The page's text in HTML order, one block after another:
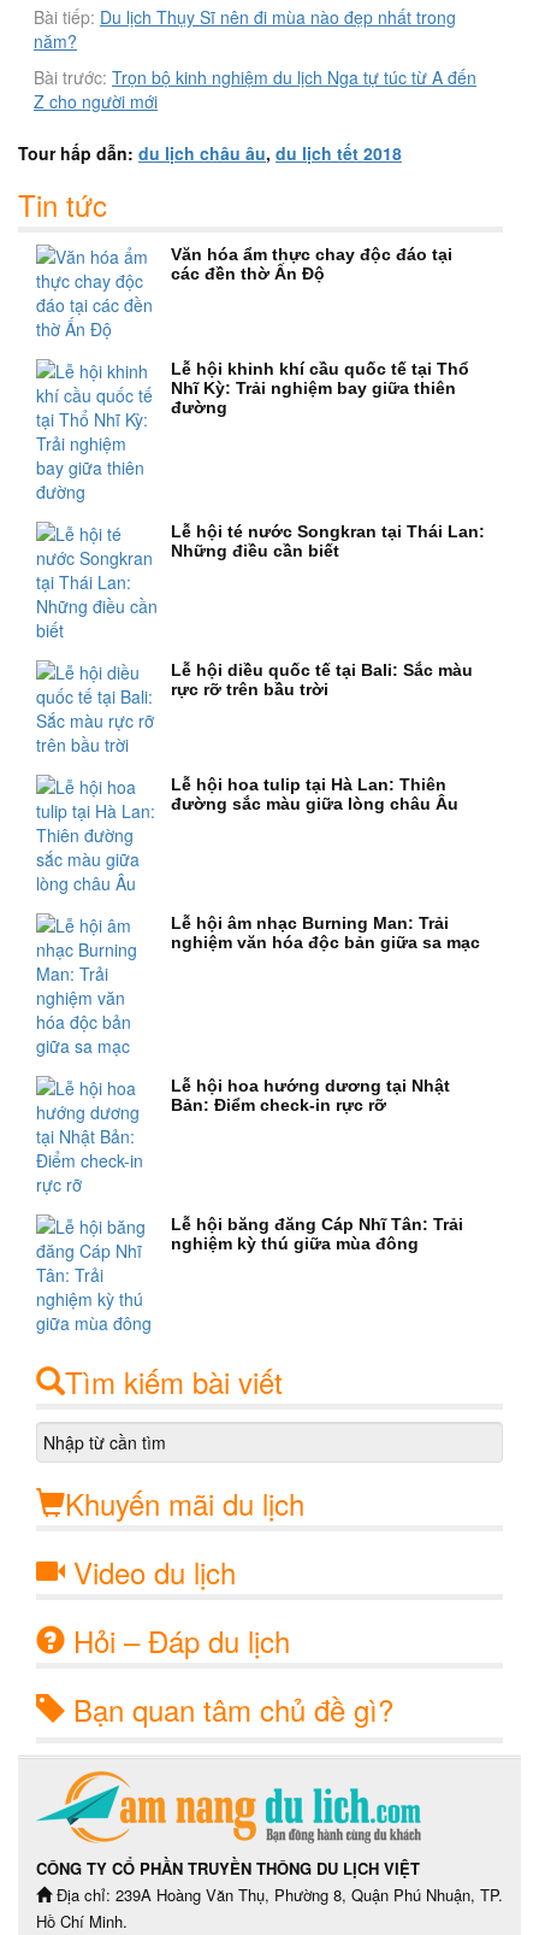
Bài tiếp: Du lịch Thụy Sĩ nên đi mùa nào đẹp nhất trong
năm?
Bài trước: Trọn bộ kinh nghiệm du lịch Nga tự túc từ A đến
Z cho người mới
Tour hấp dẫn: du lịch châu âu, du lịch tết 2018
Tin tức
Văn hóa ẩm thực chay độc đáo tại
các đền thờ Ấn Độ
Lễ hội khinh khí cầu quốc tế tại Thổ
Nhĩ Kỳ: Trải nghiệm bay giữa thiên
đường
Lễ hội té nước Songkran tại Thái Lan:
Những điều cần biết
Lễ hội diều quốc tế tại Bali: Sắc màu
rực rỡ trên bầu trời
Lễ hội hoa tulip tại Hà Lan: Thiên
đường sắc màu giữa lòng châu Âu
Lễ hội âm nhạc Burning Man: Trải
nghiệm văn hóa độc bản giữa sa mạc
Lễ hội hoa hướng dương tại Nhật
Bản: Điểm check-in rực rỡ
Lễ hội băng đăng Cáp Nhĩ Tân: Trải
nghiệm kỳ thú giữa mùa đông
Tìm kiếm bài viết
Khuyến mãi du lịch
Video du lịch
Hỏi – Đáp du lịch
Bạn quan tâm chủ đề gì?
CÔNG TY CỔ PHẦN TRUYỀN THÔNG DU LỊCH VIỆT
Địa chỉ: 239A Hoàng Văn Thụ, Phường 8, Quận Phú Nhuận, TP.
Hồ Chí Minh.